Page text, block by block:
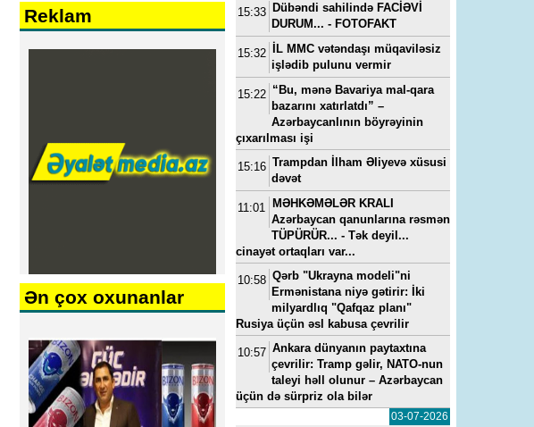
Reklam
Ən çox oxunanlar
15:33 Dübəndi sahilində FACİƏVİ
DURUM... - FOTOFAKT
15:32
İL MMC vətəndaşı müqaviləsiz
işlədib pulunu vermir
15:22 “Bu, mənə Bavariya mal-qara
bazarını xatırlatdı” –
Azərbaycanlının böyrəyinin
çıxarılması işi
15:16 Trampdan İlham Əliyevə xüsusi
dəvət
11:01
MƏHKƏMƏLƏR KRALI
Azərbaycan qanunlarına rəsmən
TÜPÜRÜR... - Tək deyil...
cinayət ortaqları var...
10:58 Qərb "Ukrayna modeli"ni
Ermənistana niyə gətirir: İki
milyardlıq "Qafqaz planı"
Rusiya üçün əsl kabusa çevrilir
10:57 Ankara dünyanın paytaxtına
çevrilir: Tramp gəlir, NATO-nun
taleyi həll olunur – Azərbaycan
üçün də sürpriz ola bilər
03-07-2026